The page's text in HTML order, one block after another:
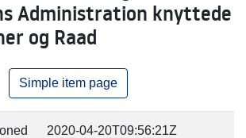
Administration knyttede
og Raad
Simple item page
2020-04-20T09:56:21Z